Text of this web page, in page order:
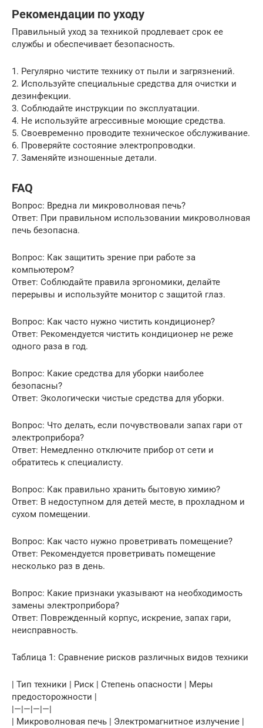
Рекомендации по уходу
Правильный уход за техникой продлевает срок ее
службы и обеспечивает безопасность.
1. Регулярно чистите технику от пыли и загрязнений.
2. Используйте специальные средства для очистки и
дезинфекции.
3. Соблюдайте инструкции по эксплуатации.
4. Не используйте агрессивные моющие средства.
5. Своевременно проводите техническое обслуживание.
6. Проверяйте состояние электропроводки.
7. Заменяйте изношенные детали.
FAQ
Вопрос: Вредна ли микроволновая печь?
Ответ: При правильном использовании микроволновая
печь безопасна.
Вопрос: Как защитить зрение при работе за
компьютером?
Ответ: Соблюдайте правила эргономики, делайте
перерывы и используйте монитор с защитой глаз.
Вопрос: Как часто нужно чистить кондиционер?
Ответ: Рекомендуется чистить кондиционер не реже
одного раза в год.
Вопрос: Какие средства для уборки наиболее
безопасны?
Ответ: Экологически чистые средства для уборки.
Вопрос: Что делать, если почувствовали запах гари от
электроприбора?
Ответ: Немедленно отключите прибор от сети и
обратитесь к специалисту.
Вопрос: Как правильно хранить бытовую химию?
Ответ: В недоступном для детей месте, в прохладном и
сухом помещении.
Вопрос: Как часто нужно проветривать помещение?
Ответ: Рекомендуется проветривать помещение
несколько раз в день.
Вопрос: Какие признаки указывают на необходимость
замены электроприбора?
Ответ: Поврежденный корпус, искрение, запах гари,
неисправность.
Таблица 1: Сравнение рисков различных видов техники
| Тип техники | Риск | Степень опасности | Меры
предосторожности |
|—|—|—|—|
| Микроволновая печь | Электромагнитное излучение |